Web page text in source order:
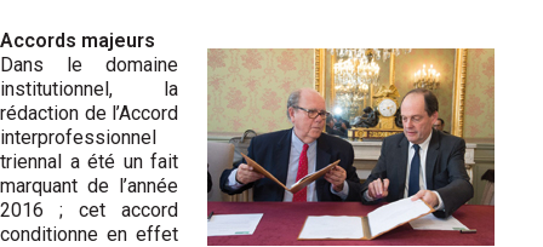
Accords majeurs
Dans le domaine
institutionnel, la
rédaction de l’Accord
interprofessionnel
triennal a été un fait
marquant de l’année
2016 ; cet accord
conditionne en effet